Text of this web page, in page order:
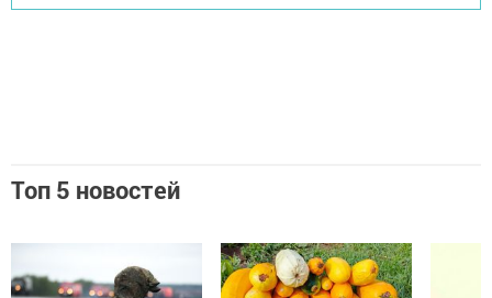
Топ 5 новостей